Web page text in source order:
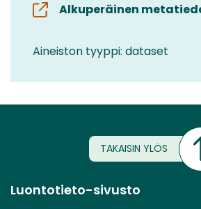
Alkuperäinen
Aineiston tyyppi: dataset
TAKAISIN YLÖS
Luontotieto-sivusto